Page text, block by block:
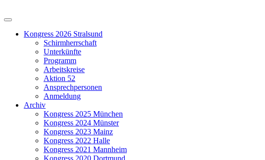
Kongress 2026 Stralsund
Schirmherrschaft
Unterkünfte
Programm
Arbeitskreise
Aktion 52
Ansprechpersonen
Anmeldung
Archiv
Kongress 2025 München
Kongress 2024 Münster
Kongress 2023 Mainz
Kongress 2022 Halle
Kongress 2021 Mannheim
Kongress 2020 Dortmund